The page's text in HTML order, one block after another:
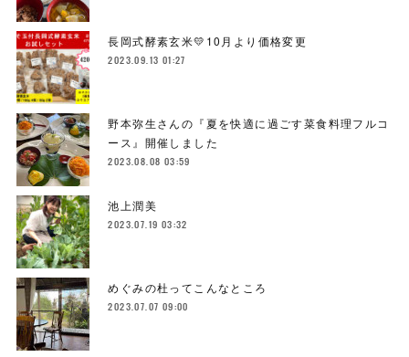
長岡式酵素玄米💛10月より価格変更
2023.09.13 01:27
野本弥生さんの『夏を快適に過ごす菜食料理フルコ
ース』開催しました
2023.08.08 03:59
池上潤美
2023.07.19 03:32
めぐみの杜ってこんなところ
2023.07.07 09:00